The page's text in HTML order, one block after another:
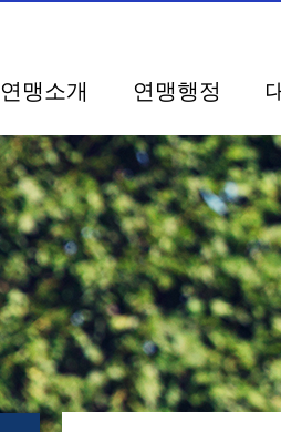
연맹소개 연맹행정